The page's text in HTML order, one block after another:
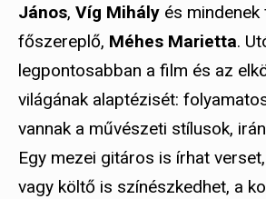
János, Víg Mihály és mindenek
főszereplő, Méhes Marietta.
legpontosabban a film és az
világának alaptézisét:
vannak a művészeti stílusok,
Egy mezei gitáros is írhat
vagy költő is színészkedhet, a